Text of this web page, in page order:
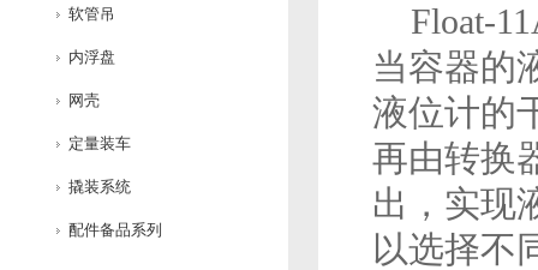
软管吊
内浮盘
网壳
定量装车
撬装系统
配件备品系列
Float-
当容器的
液位计的
再由转换
出，实现
以选择不